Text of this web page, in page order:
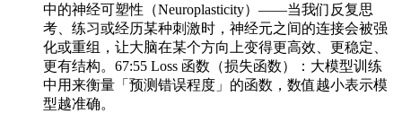
中的神经可塑性（Neuroplasticity）——当我们反复思
考、练习或经历某种刺激时，神经元之间的连接会被强
化或重组，让大脑在某个方向上变得更高效、更稳定、
更有结构。67:55 Loss 函数（损失函数）：大模型训练
中用来衡量「预测错误程度」的函数，数值越小表示模
型越准确。